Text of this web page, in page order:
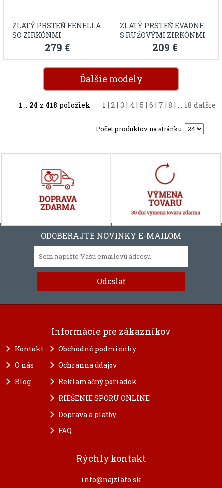
ZLATÝ PRSTEŇ FENELLA
SO ZIRKÓNMI
279 €
ZLATÝ PRSTEŇ EVADNE
S RUŽOVÝMI ZIRKÓNMI
209 €
Ďalšie modely
1 .. 24 z418 položiek 1 | 2 | 3 | 4 | 5 | 6 | 7 | 8 | ... 18 ďalšie
Počet produktov na stránku:
ODOBERAJTE NOVINKY E-MAILOM
Informácie pre zákazníkov
Kontakt
O nás
Blog
Obchodné podmienky
Ochranna údajov
Reklamačný poriadok
RIEŠENIE SPORU ONLINE
Doprava a platby
FAQ
Rýchly kontakt
info@najzlato.sk